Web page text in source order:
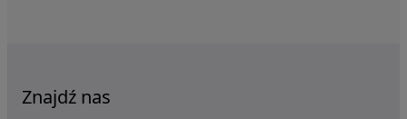
Znajdź nas